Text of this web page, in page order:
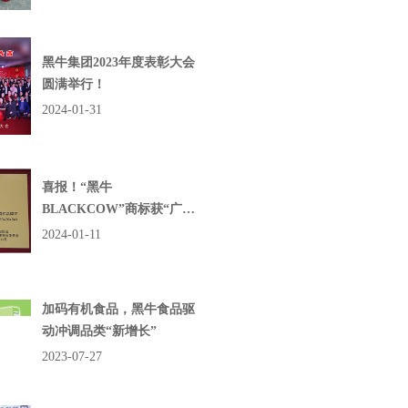
黑牛集团2023年度表彰大会
圆满举行！
2024-01-31
喜报！“黑牛
BLACKCOW”商标获“广东
高价值商标品牌”殊荣
2024-01-11
加码有机食品，黑牛食品驱
动冲调品类“新增长”
2023-07-27